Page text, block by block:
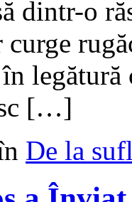
dintr-o
curge
[…]
De la